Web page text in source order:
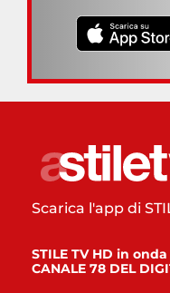
Scarica l'app di
STILE TV HD in
CANALE 78 DEL